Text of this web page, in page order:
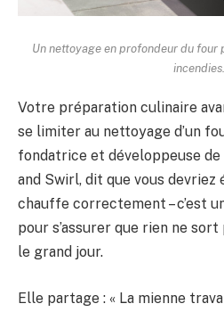
Un nettoyage en profondeur du
incendies.
Votre préparation culinaire
se limiter au nettoyage d’un
fondatrice et développeuse
and Swirl, dit que vous devriez
chauffe correctement – ​​c’est
pour s’assurer que rien ne
le grand jour.
Elle partage : « La mienne